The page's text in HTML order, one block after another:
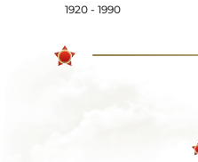
1920 - 1990